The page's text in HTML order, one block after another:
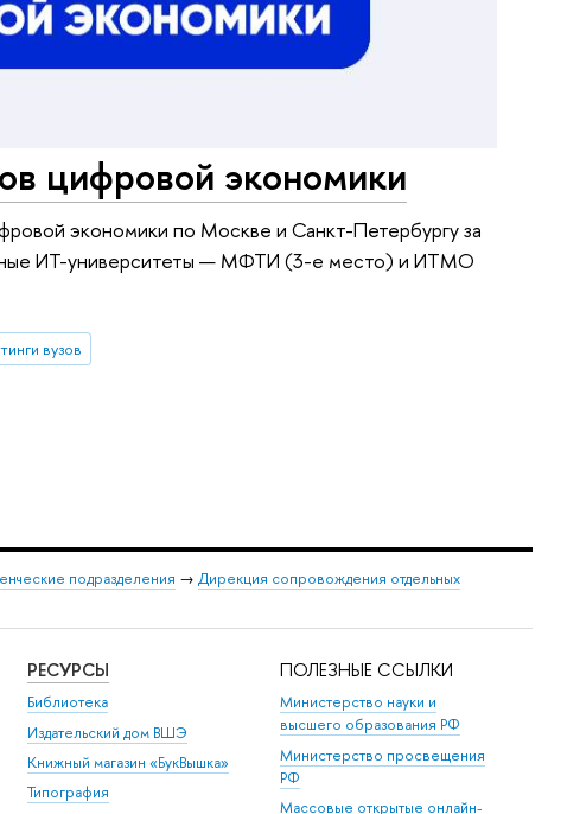
цифровой экономики
экономики по Москве и Санкт-Петербургу за
ИТ-университеты — МФТИ (3-е место) и ИТМО
вузов
подразделения → Дирекция сопровождения отдельных
РЕСУРСЫ
Библиотека
Издательский дом ВШЭ
Книжный магазин «БукВышка»
Типография
ПОЛЕЗНЫЕ ССЫЛКИ
Министерство науки и
высшего образования РФ
Министерство просвещения
РФ
Массовые открытые онлайн-